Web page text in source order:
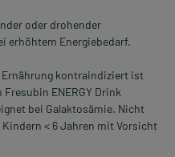
oder drohender
erhöhtem Energiebedarf.
Ernährung kontraindiziert ist
ENERGY Drink
bei Galaktosämie. Nicht
< 6 Jahren mit Vorsicht